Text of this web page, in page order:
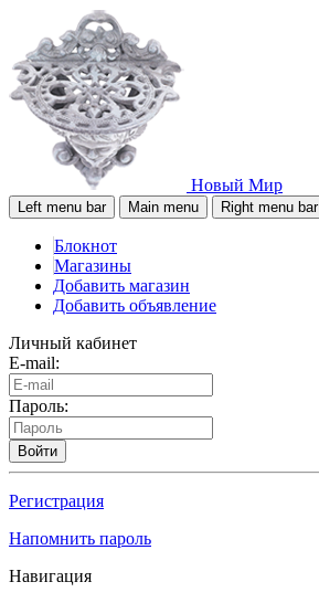
Новый Мир
Left menu bar Main menu Right menu bar
Блокнот
Магазины
Добавить магазин
Добавить объявление
Личный кабинет
E-mail:
Пароль:
Войти
Регистрация
Напомнить пароль
Навигация